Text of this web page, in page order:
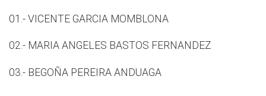
01.- VICENTE GARCIA MOMBLONA
02.- MARIA ANGELES BASTOS FERNANDEZ
03.- BEGOÑA PEREIRA ANDUAGA